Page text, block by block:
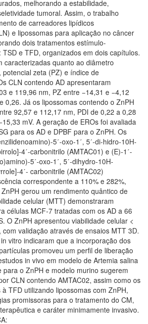
melhorando a estabilidade,
tumoral. Assim, o trabalho
de carreadores lipídicos
e lipossomas para aplicação no câncer
dois tratamentos estímulo-
TSD e TFD, organizados em dois capítulos.
caracterizadas quanto ao diâmetro
potencial zeta (PZ) e índice de
CLN contendo AD apresentaram
e 119,96 nm, PZ entre −14,31 e −4,12
0,26. Já os lipossomas contendo o ZnPH
92,57 e 112,17 nm, PDI de 0,22 a 0,28
mV. A geração de EROs foi avaliada
para os AD e DPBF para o ZnPH. Os
5ˊ-oxo-1ˊ, 5ˊ-di-hidro-10H-
4ˊ-carbonitrilo (AMTAC01) e (E)-1ˊ-
5ˊ-oxo-1ˊ, 5ˊ-dihydro-10H-
4ˊ- carbonitrile (AMTAC02)
correspondente a 110% e 282%,
gerou um rendimento quântico de
celular (MTT) demonstraram
células MCF-7 tratadas com os AD a 66
O ZnPH apresentou viabilidade celular <
validação através de ensaios MTT 3D.
vitro indicaram que a incorporação dos
promoveu um perfil de liberação
in vivo em modelo de Artemia salina
para o ZnPH e modelo murino sugerem
CLN contendo AMTAC02, assim como os
TFD utilizando lipossomas com ZnPH,
promissoras para o tratamento do CM,
e caráter minimamente invasivo.